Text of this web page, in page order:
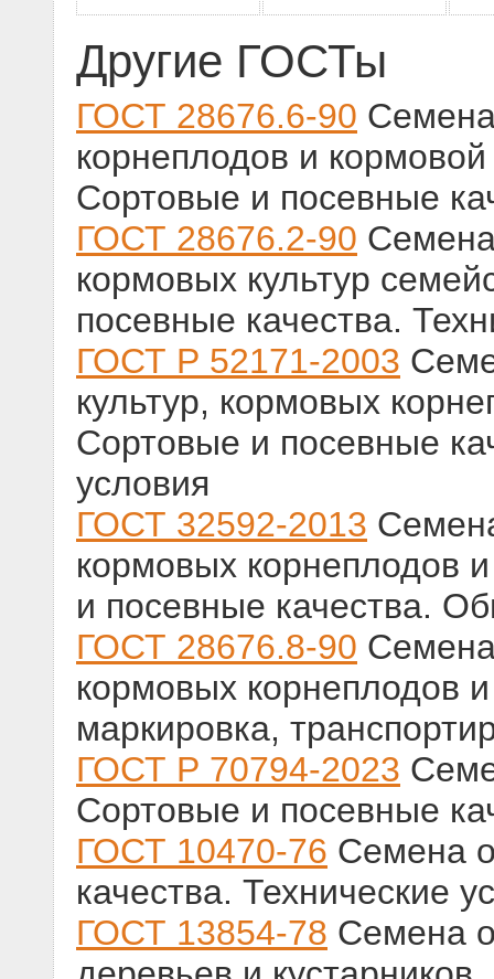
Другие ГОСТы
ГОСТ 28676.6-90
корнеплодов и
Сортовые и посевные
ГОСТ 28676.2-90
кормовых культур
посевные качества.
ГОСТ Р 52171-2003
культур, кормовых
Сортовые и посевные
условия
ГОСТ 32592-2013
кормовых корнеплодов
и посевные качества.
ГОСТ 28676.8-90
кормовых корнеплодов
маркировка,
ГОСТ Р 70794-2023
Сортовые и посевные
ГОСТ 10470-76 Семена
качества. Технические
ГОСТ 13854-78 Семена